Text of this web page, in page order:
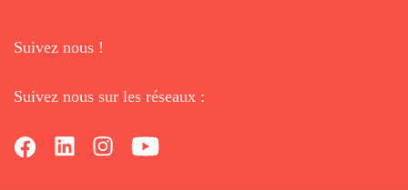
Suivez nous !
Suivez nous sur les réseaux :